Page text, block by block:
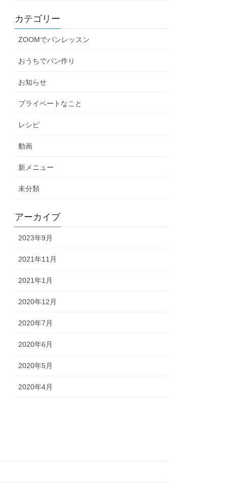
カテゴリー
ZOOMでパンレッスン
おうちでパン作り
お知らせ
プライベートなこと
レシピ
動画
新メニュー
未分類
アーカイブ
2023年9月
2021年11月
2021年1月
2020年12月
2020年7月
2020年6月
2020年5月
2020年4月